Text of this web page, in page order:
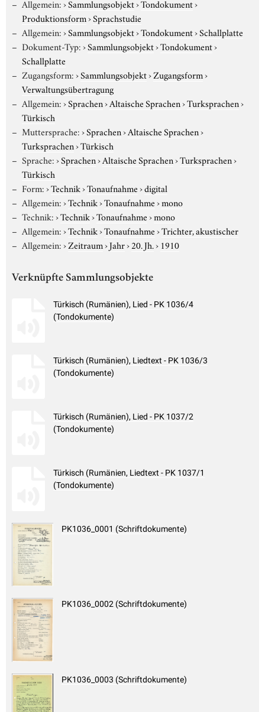
Allgemein:›Sammlungsobjekt›Tondokument›
Produktionsform›Sprachstudie
Allgemein:›Sammlungsobjekt›Tondokument›Schallplatte
Dokument-Typ:›Sammlungsobjekt›Tondokument›
Schallplatte
Zugangsform:›Sammlungsobjekt›Zugangsform›
Verwaltungsübertragung
Allgemein:›Sprachen›Altaische Sprachen›Turksprachen›
Türkisch
Muttersprache:›Sprachen›Altaische Sprachen›
Turksprachen›Türkisch
Sprache:›Sprachen›Altaische Sprachen›Turksprachen›
Türkisch
Form:›Technik›Tonaufnahme›digital
Allgemein:›Technik›Tonaufnahme›mono
Technik:›Technik›Tonaufnahme›mono
Allgemein:›Technik›Tonaufnahme›Trichter, akustischer
Allgemein:›Zeitraum›Jahr›20. Jh.› 1910
Verknüpfte Sammlungsobjekte
Türkisch (Rumänien), Lied - PK 1036/4
(Tondokumente)
Türkisch (Rumänien), Liedtext - PK 1036/3
(Tondokumente)
Türkisch (Rumänien), Lied - PK 1037/2
(Tondokumente)
Türkisch (Rumänien, Liedtext - PK 1037/1
(Tondokumente)
PK1036_0001 (Schriftdokumente)
PK1036_0002 (Schriftdokumente)
PK1036_0003 (Schriftdokumente)